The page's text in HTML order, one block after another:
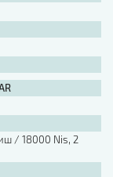
/ 18000 Nis, 2